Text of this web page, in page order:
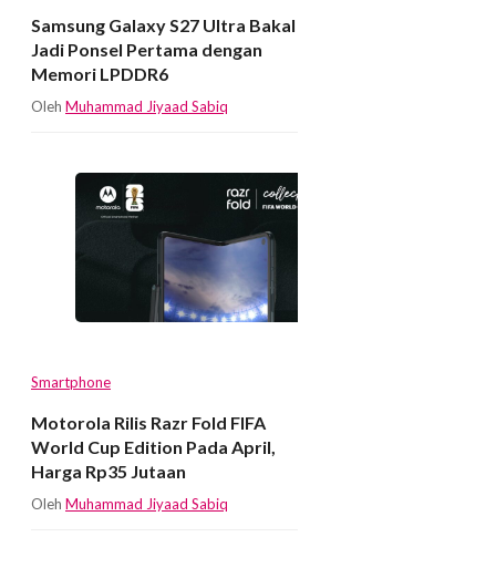
Samsung Galaxy S27 Ultra Bakal
Jadi Ponsel Pertama dengan
Memori LPDDR6
Oleh Muhammad Jiyaad Sabiq
Smartphone
Motorola Rilis Razr Fold FIFA
World Cup Edition Pada April,
Harga Rp35 Jutaan
Oleh Muhammad Jiyaad Sabiq